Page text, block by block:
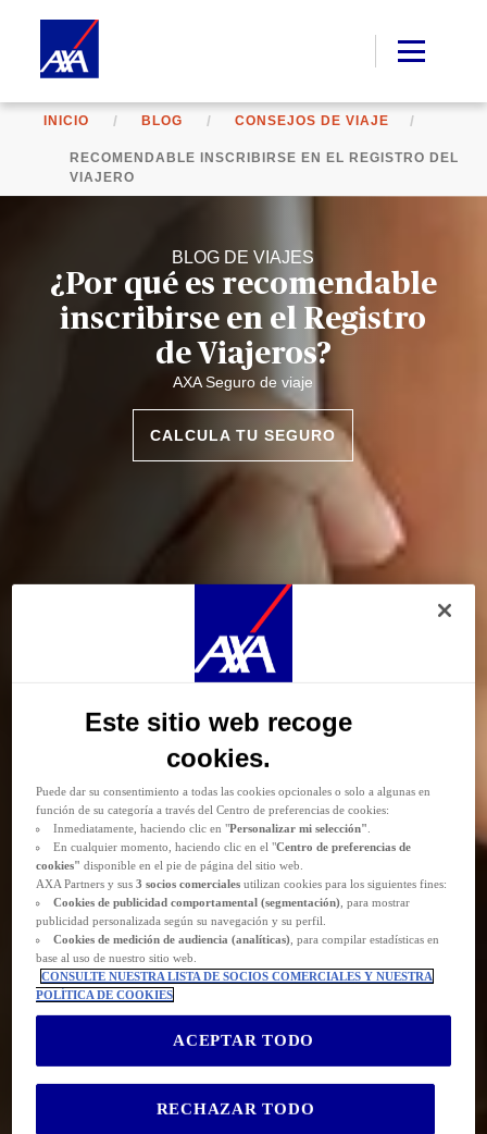
INICIO BLOG CONSEJOS DE VIAJE
RECOMENDABLE INSCRIBIRSE EN EL REGISTRO DEL
VIAJERO
BLOG DE VIAJES
¿Por qué es recomendable
inscribirse en el Registro
de Viajeros?
AXA Seguro de viaje
CALCULA TU SEGURO
Este sitio web recoge
cookies.
Durante la navegación por este sitio web se depositan
(estrictamente necesarias). También puede consentir el depósito de
cookies opcionales, ya sea por parte de AXA Partners o de terceros proveedores,
para los fines descritos a continuación.
la navegación por el sitio web. AXA Partners o terceros proveedores pueden
depositar cookies opcionales para los fines que se indican a continuación.
aceptarorechazarel
Puede dar su consentimiento a todas las cookies opcionales o solo a algunas en
función de su categoría a través del Centro de preferencias de cookies:
Inmediatamente, haciendo clic en "Personalizar mi selección"
En cualquier momento, haciendo clic en el "Centro de preferencias de
cookies" disponible en el pie de página del sitio web.
AXA Partners y sus3 socios comerciales utilizan cookies para los siguientes fines:
Cookies de publicidad comportamental (segmentación), para mostrar
publicidad personalizada según su navegación y su perfil.
Cookies de medición de audiencia (analíticas), para compilar estadísticas en
base al uso de nuestro sitio web.
CONSULTE NUESTRA LISTA DE SOCIOS COMERCIALES Y NUESTRA
POLÍTICA DE COOKIES
RECHAZAR TODO
ACEPTAR TODO